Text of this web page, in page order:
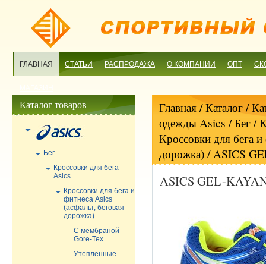
ГЛАВНАЯ СТАТЬИ РАСПРОДАЖА О КОМПАНИИ ОПТ
Главная/ Каталог /
одежды Asics /Бег/
Кроссовки для бега
дорожка)/ ASICS
ASICS GEL-
Каталог товаров
Бег
Кроссовки для бега
Asics
Кроссовки для бега и
фитнеса Asics
(асфальт, беговая
дорожка)
С мембраной
Gore-Tex
Утепленные